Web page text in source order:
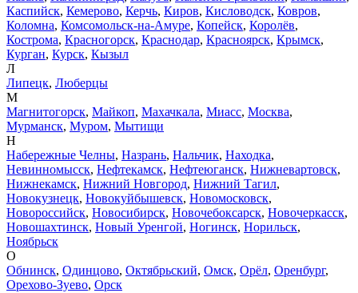
Каспийск, Кемерово, Керчь, Киров, Кисловодск, Ковров,
Коломна, Комсомольск-на-Амуре, Копейск, Королёв,
Кострома, Красногорск, Краснодар, Красноярск, Крымск,
Курган, Курск, Кызыл
Л
Липецк, Люберцы
М
Магнитогорск, Майкоп, Махачкала, Миасс, Москва,
Мурманск, Муром, Мытищи
Н
Набережные Челны, Назрань, Нальчик, Находка,
Невинномысск, Нефтекамск, Нефтеюганск, Нижневартовск,
Нижнекамск, Нижний Новгород, Нижний Тагил,
Новокузнецк, Новокуйбышевск, Новомосковск,
Новороссийск, Новосибирск, Новочебоксарск, Новочеркасск,
Новошахтинск, Новый Уренгой, Ногинск, Норильск,
Ноябрьск
О
Обнинск, Одинцово, Октябрьский, Омск, Орёл, Оренбург,
Орехово-Зуево, Орск